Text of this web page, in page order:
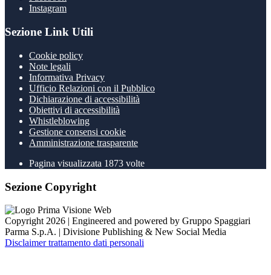
Instagram
Sezione Link Utili
Cookie policy
Note legali
Informativa Privacy
Ufficio Relazioni con il Pubblico
Dichiarazione di accessibilità
Obiettivi di accessibilità
Whistleblowing
Gestione consensi cookie
Amministrazione trasparente
Pagina visualizzata 1873 volte
Sezione Copyright
Copyright 2026 | Engineered and powered by Gruppo Spaggiari
Parma S.p.A. | Divisione Publishing & New Social Media
Disclaimer trattamento dati personali